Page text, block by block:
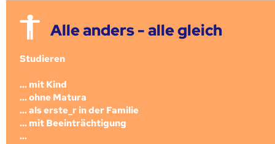
Alle anders - alle gleich
Studieren
... mit Kind
... ohne Matura
... als erste_r in der Familie
... mit Beeinträchtigung
...